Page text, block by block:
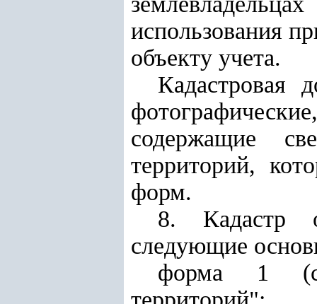
использования
объекту учета.
Кадастровая
содержащие
территорий,
форм.
8. Кадастр
следующие
форма 1